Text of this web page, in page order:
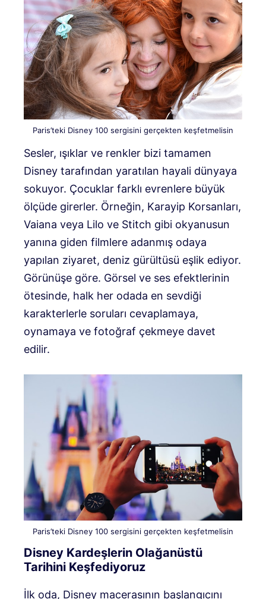
Paris’teki Disney 100 sergisini gerçekten keşfetmelisin
Sesler, ışıklar ve renkler bizi tamamen
Disney tarafından yaratılan hayali dünyaya
sokuyor. Çocuklar farklı evrenlere büyük
ölçüde girerler. Örneğin, Karayip Korsanları,
Vaiana veya Lilo ve Stitch gibi okyanusun
yanına giden filmlere adanmış odaya
yapılan ziyaret, deniz gürültüsü eşlik ediyor.
Görünüşe göre. Görsel ve ses efektlerinin
ötesinde, halk her odada en sevdiği
karakterlerle soruları cevaplamaya,
oynamaya ve fotoğraf çekmeye davet
edilir.
Paris’teki Disney 100 sergisini gerçekten keşfetmelisin
Disney Kardeşlerin Olağanüstü
Tarihini Keşfediyoruz
İlk oda, Disney macerasının başlangıcını